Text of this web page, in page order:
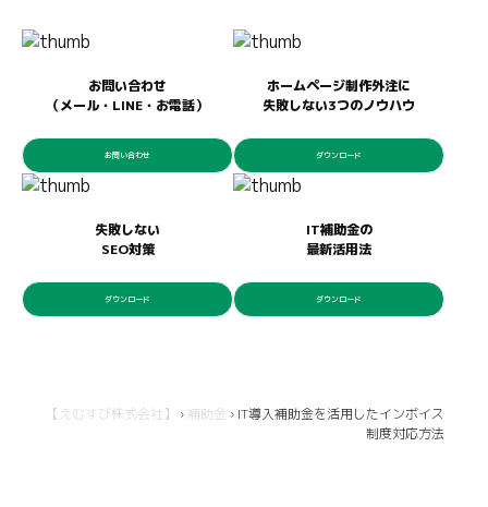
お問い合わせ
（メール・LINE・お電話）
お問い合わせ
ホームページ制作外注に
失敗しない3つのノウハウ
ダウンロード
失敗しない
SEO対策
ダウンロード
IT補助金の
最新活用法
ダウンロード
【えむすび株式会社】 › 補助金 › IT導入補助金を活用したインボイス
制度対応方法